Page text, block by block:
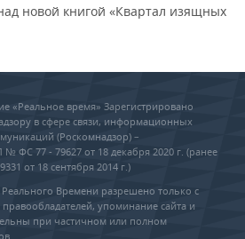
новой книгой «Квартал изящных
«Реальное время» Зарегистрировано
в сфере связи, информационных
(Роскомнадзор) –
ФС 77 - 79627 от 18 декабря 2020 г. (ранее
от 18 сентября 2014 г.)
Времени разрешено только с
упоминание сайта и
при частичном или полном